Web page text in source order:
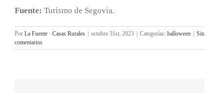
Fuente: Turismo de Segovia.
Por La Fuente · Casas Rurales octubre 31st, 2023 Categorías: halloween
Sin
comentarios